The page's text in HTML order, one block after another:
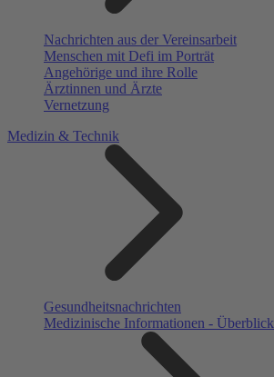
Nachrichten aus der Vereinsarbeit
Menschen mit Defi im Porträt
Angehörige und ihre Rolle
Ärztinnen und Ärzte
Vernetzung
Medizin & Technik
Gesundheitsnachrichten
Medizinische Informationen - Überblick